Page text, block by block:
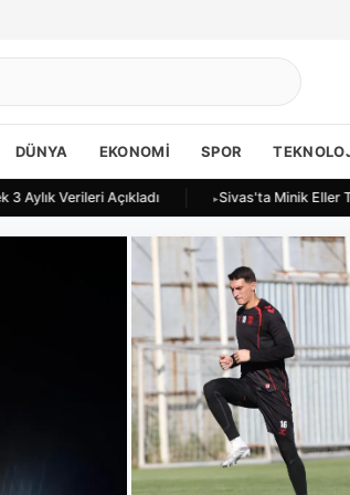
DÜNYA EKONOMI SPOR
Verileri Açıkladı Sivas'ta Minik Eller